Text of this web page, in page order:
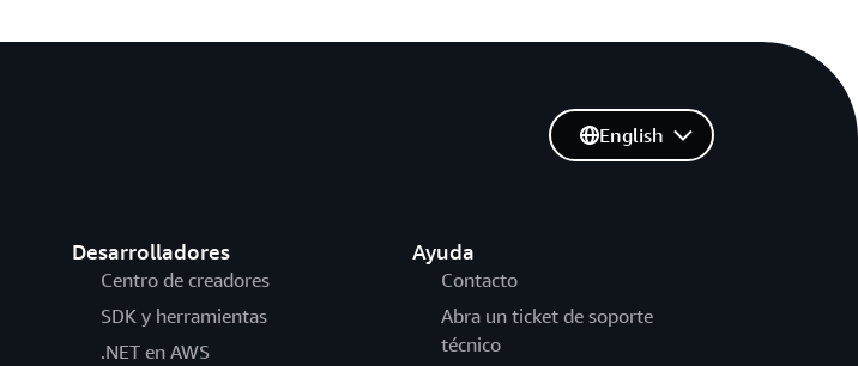
Desarrolladores
Centro de creadores
SDK y herramientas
.NET en AWS
Ayuda
Contacto
Abra un ticket de soporte
técnico
English